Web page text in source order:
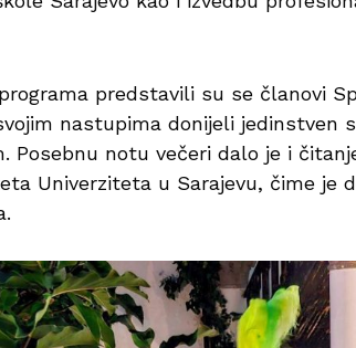
predstavili su se članovi
nastupima donijeli jedinstven
Posebnu notu večeri dalo je i
Univerziteta u Sarajevu, čime je